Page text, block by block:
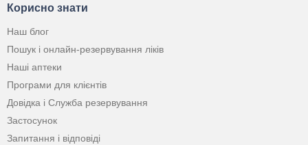
Корисно знати
Наш блог
Пошук і онлайн-резервування ліків
Наші аптеки
Програми для клієнтів
Довідка і Служба резервування
Застосунок
Запитання і відповіді